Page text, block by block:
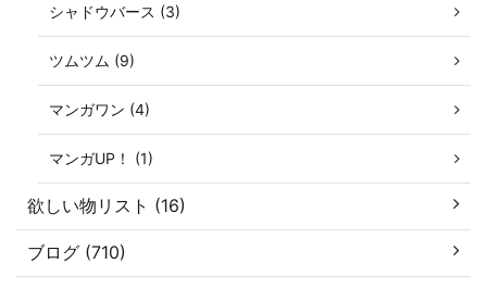
シャドウバース (3)
ツムツム (9)
マンガワン (4)
マンガUP！ (1)
欲しい物リスト (16)
ブログ (710)